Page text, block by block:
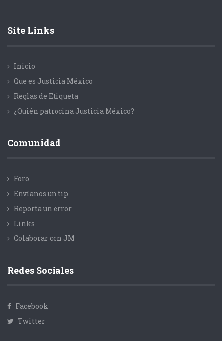
Site Links
Inicio
Que es Justicia México
Reglas de Etiqueta
¿Quién patrocina Justicia México?
Comunidad
Foro
Envíanos un tip
Reporta un error
Links
Colaborar con JM
Redes Sociales
Facebook
Twitter